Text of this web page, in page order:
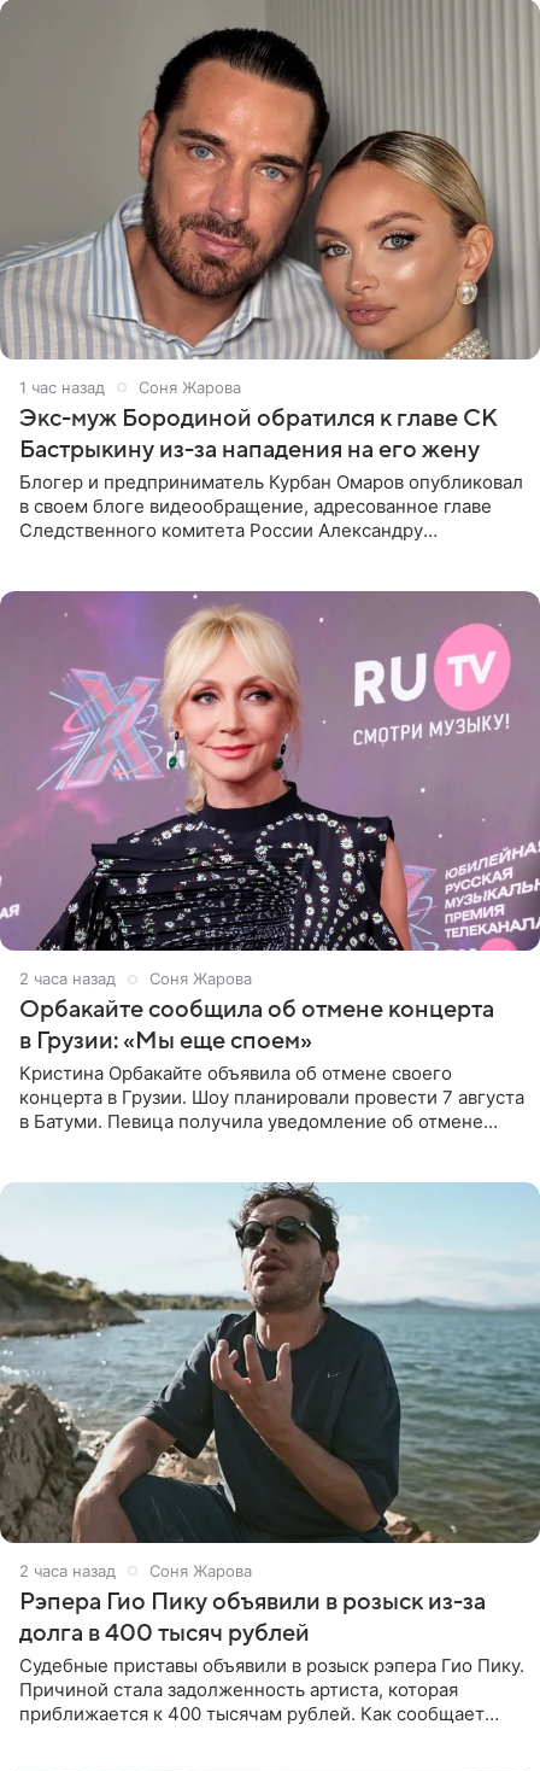
1 час назад Соня Жарова
Экс-муж Бородиной обратился к главе СК
Бастрыкину из-за нападения на его жену
Блогер и предприниматель Курбан Омаров опубликовал
в своем блоге видеообращение, адресованное главе
Следственного комитета России Александру
2 часа назад Соня Жарова
Орбакайте сообщила об отмене концерта
в Грузии: «Мы еще споем»
Кристина Орбакайте объявила об отмене своего
концерта в Грузии. Шоу планировали провести 7 августа
в Батуми. Певица получила уведомление об отмене
2 часа назад Соня Жарова
Рэпера Гио Пику объявили в розыск из-за
долга в 400 тысяч рублей
Судебные приставы объявили в розыск рэпера Гио Пику.
Причиной стала задолженность артиста, которая
приближается к 400 тысячам рублей. Как сообщает